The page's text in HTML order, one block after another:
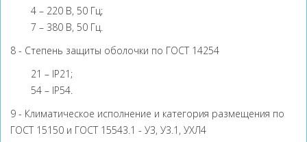
4 – 220 В, 50 Гц;
7 – 380 В, 50 Гц.
8 - Степень защиты оболочки по ГОСТ 14254
21 – IP21;
54 – IP54.
9 - Климатическое исполнение и категория размещения по
ГОСТ 15150 и ГОСТ 15543.1 - У3, У3.1, УХЛ4